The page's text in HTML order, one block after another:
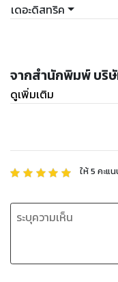
เดอะดิสทริค
จากสำนักพิมพ์ บริ
ดูเพิ่มเติม
ให้5 คะแ